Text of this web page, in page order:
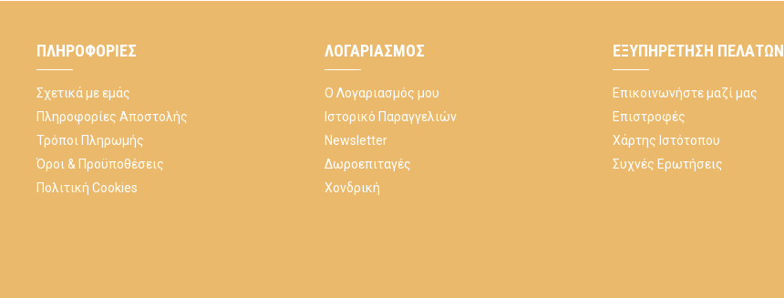
ΠΛΗΡΟΦΟΡΊΕΣ
Σχετικά με εμάς
Πληροφορίες Αποστολής
Τρόποι Πληρωμής
Όροι & Προϋποθέσεις
Πολιτική Cookies
ΛΟΓΑΡΙΑΣΜΌΣ
Ο Λογαριασμός μου
Ιστορικό Παραγγελιών
Newsletter
Δωροεπιταγές
Χονδρική
ΕΞΥΠΗΡΈΤΗΣΗ ΠΕΛΑΤΏΝ
Επικοινωνήστε μαζί μας
Επιστροφές
Χάρτης Ιστότοπου
Συχνές Ερωτήσεις